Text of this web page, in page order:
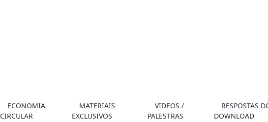
ECONOMIA
CIRCULAR
MATERIAIS
EXCLUSIVOS
VIDEOS /
PALESTRAS
RESPOSTAS
DOWNLOAD